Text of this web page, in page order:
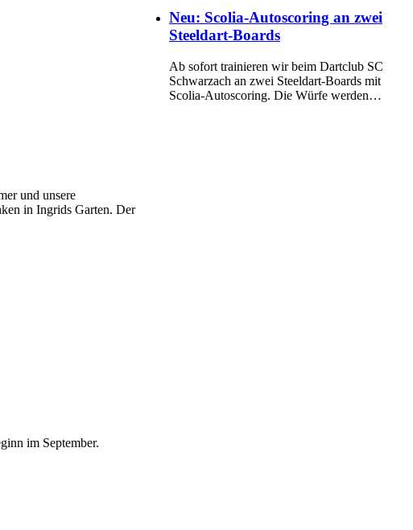
und unsere
in Ingrids Garten. Der
im September.
Neu: Scolia-Autoscoring an zwei
Steeldart-Boards
Ab sofort trainieren wir beim Dartclub SC
Schwarzach an zwei Steeldart-Boards mit
Scolia-Autoscoring. Die Würfe werden…